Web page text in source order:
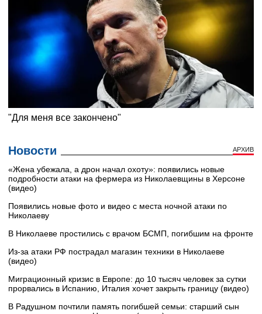
Новости АРХИВ
«Жена убежала, а дрон начал охоту»: появились новые
подробности атаки на фермера из Николаевщины в Херсоне
(видео)
Появились новые фото и видео с места ночной атаки по
Николаеву
В Николаеве простились с врачом БСМП, погибшим на фронте
Из-за атаки РФ пострадал магазин техники в Николаеве
(видео)
Миграционный кризис в Европе: до 10 тысяч человек за сутки
прорвались в Испанию, Италия хочет закрыть границу (видео)
В Радушном почтили память погибшей семьи: старший сын